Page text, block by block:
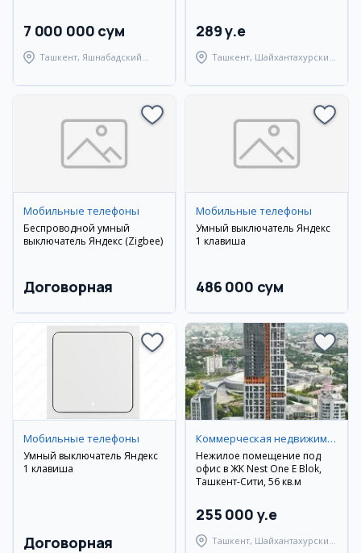
7 000 000 сум
Ташкент, Яшнабадский
289 y.e
Ташкент, Шайхантахурский
Мобильные телефоны
Беспроводной умный
выключатель Яндекс (Zigbee)
Договорная
Мобильные телефоны
Умный выключатель Яндекс
1 клавиша
486 000 сум
Мобильные телефоны
Умный выключатель Яндекс
1 клавиша
Договорная
Коммерческая недвижимость
Нежилое помещение под
офис в ЖК Nest One E Blok,
Ташкент-Сити, 56 кв.м
255 000 y.e
Ташкент, Шайхантахурский